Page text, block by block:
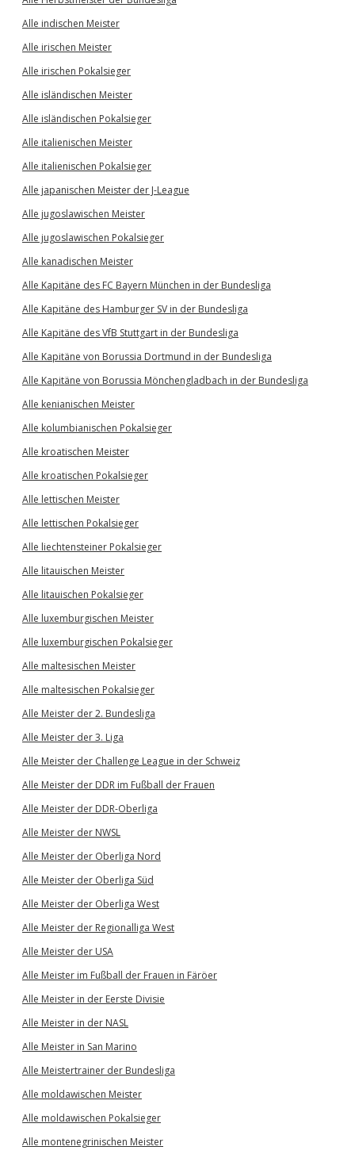
Alle indischen Meister
Alle irischen Meister
Alle irischen Pokalsieger
Alle isländischen Meister
Alle isländischen Pokalsieger
Alle italienischen Meister
Alle italienischen Pokalsieger
Alle japanischen Meister der J-League
Alle jugoslawischen Meister
Alle jugoslawischen Pokalsieger
Alle kanadischen Meister
Alle Kapitäne des FC Bayern München in der Bundesliga
Alle Kapitäne des Hamburger SV in der Bundesliga
Alle Kapitäne des VfB Stuttgart in der Bundesliga
Alle Kapitäne von Borussia Dortmund in der Bundesliga
Alle Kapitäne von Borussia Mönchengladbach in der Bundesliga
Alle kenianischen Meister
Alle kolumbianischen Pokalsieger
Alle kroatischen Meister
Alle kroatischen Pokalsieger
Alle lettischen Meister
Alle lettischen Pokalsieger
Alle liechtensteiner Pokalsieger
Alle litauischen Meister
Alle litauischen Pokalsieger
Alle luxemburgischen Meister
Alle luxemburgischen Pokalsieger
Alle maltesischen Meister
Alle maltesischen Pokalsieger
Alle Meister der 2. Bundesliga
Alle Meister der 3. Liga
Alle Meister der Challenge League in der Schweiz
Alle Meister der DDR im Fußball der Frauen
Alle Meister der DDR-Oberliga
Alle Meister der NWSL
Alle Meister der Oberliga Nord
Alle Meister der Oberliga Süd
Alle Meister der Oberliga West
Alle Meister der Regionalliga West
Alle Meister der USA
Alle Meister im Fußball der Frauen in Färöer
Alle Meister in der Eerste Divisie
Alle Meister in der NASL
Alle Meister in San Marino
Alle Meistertrainer der Bundesliga
Alle moldawischen Meister
Alle moldawischen Pokalsieger
Alle montenegrinischen Meister